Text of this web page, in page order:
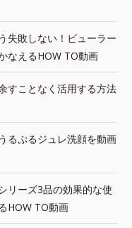
失敗しない！ビューラー
なえるHOW TO動画
すことなく活用する方法
るぷるジュレ洗顔を動画
リーズ3品の効果的な使
HOW TO動画